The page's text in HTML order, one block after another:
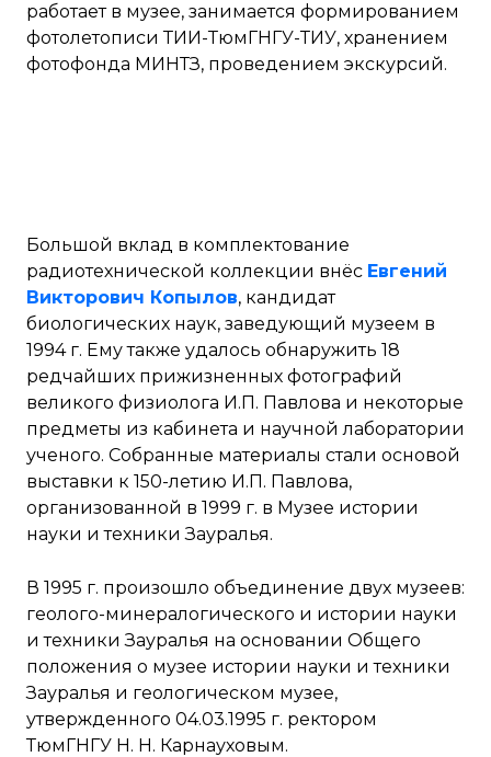
работает в музее, занимается формированием
фотолетописи ТИИ-ТюмГНГУ-ТИУ, хранением
фотофонда МИНТЗ, проведением экскурсий.
Большой вклад в комплектование
радиотехнической коллекции внёс Евгений
Викторович Копылов, кандидат
биологических наук, заведующий музеем в
1994 г. Ему также удалось обнаружить 18
редчайших прижизненных фотографий
великого физиолога И.П. Павлова и некоторые
предметы из кабинета и научной лаборатории
ученого. Собранные материалы стали основой
выставки к 150-летию И.П. Павлова,
организованной в 1999 г. в Музее истории
науки и техники Зауралья.
В 1995 г. произошло объединение двух музеев:
геолого-минералогического и истории науки
и техники Зауралья на основании Общего
положения о музее истории науки и техники
Зауралья и геологическом музее,
утвержденного 04.03.1995 г. ректором
ТюмГНГУ Н. Н. Карнауховым.